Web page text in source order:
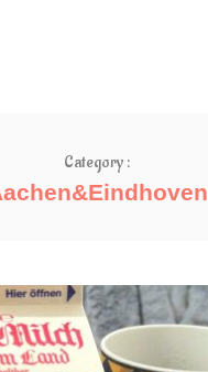
Category :